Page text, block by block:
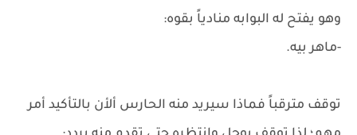
وهو يفتح له البوابه منادياً بقوه:
-ماهر بيه.
توقف مترقباً فماذا سيريد منه الحارس ألأن بالتأكيد أمر